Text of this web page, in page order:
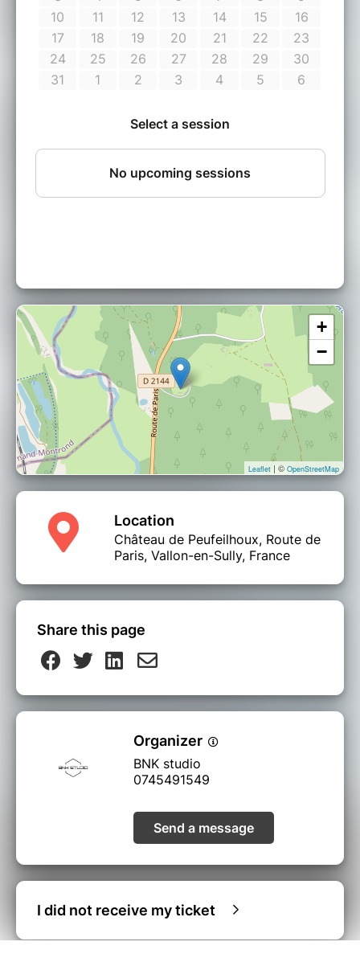
SERONT MIS A RUDE EPREUVRE !!!
BILLET NON REMBOURSABLE ET NON
Entrée interdite aux personnes
+
−
Leaflet | © OpenStreetMap
Location
Château de Peufeilhoux, Route de
Paris, Vallon-en-Sully, France
Share this page
Organizer
BNK studio
0745491549
Send a message
I did not receive my ticket